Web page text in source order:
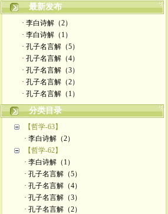
最新发布
· 李白诗解（2）
· 李白诗解（1）
· 孔子名言解（5）
· 孔子名言解（4）
· 孔子名言解（3）
· 孔子名言解（2）
· 孔子名言解（1）
分类目录
【哲学-63】
· 李白诗解（2）
【哲学-62】
· 李白诗解（1）
· 孔子名言解（5）
· 孔子名言解（4）
· 孔子名言解（3）
· 孔子名言解（2）